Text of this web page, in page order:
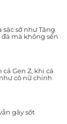
sỡ như Tăng
mà không sến
Gen Z, khi cá
cô nữ chính
gây sốt